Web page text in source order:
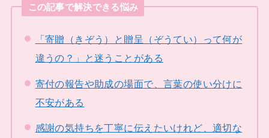
この記事で解決できる悩み
「寄贈（きぞう）と贈呈（ぞうてい）って何が
違うの？」と迷うことがある
寄付の報告や助成の場面で、言葉の使い分けに
不安がある
感謝の気持ちを丁寧に伝えたいけれど、適切な